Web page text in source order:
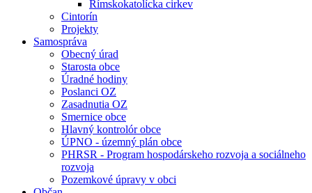
Rímskokatolícka cirkev
Cintorín
Projekty
Samospráva
Obecný úrad
Starosta obce
Úradné hodiny
Poslanci OZ
Zasadnutia OZ
Smernice obce
Hlavný kontrolór obce
ÚPNO - územný plán obce
PHRSR - Program hospodárskeho rozvoja a sociálneho
rozvoja
Pozemkové úpravy v obci